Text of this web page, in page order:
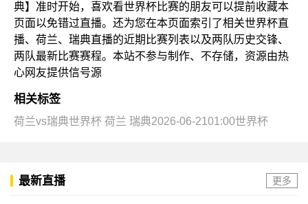
典】准时开始，喜欢看世界杯比赛的朋友可以提前收藏本
页面以免错过直播。还为您在本页面索引了相关世界杯直
播、荷兰、瑞典直播的近期比赛列表以及两队历史交锋、
两队最新比赛赛程。本站不参与制作、不存储，资源由热
心网友提供信号源
相关标签
荷兰vs瑞典世界杯 荷兰 瑞典2026-06-2101:00世界杯
最新直播 更多